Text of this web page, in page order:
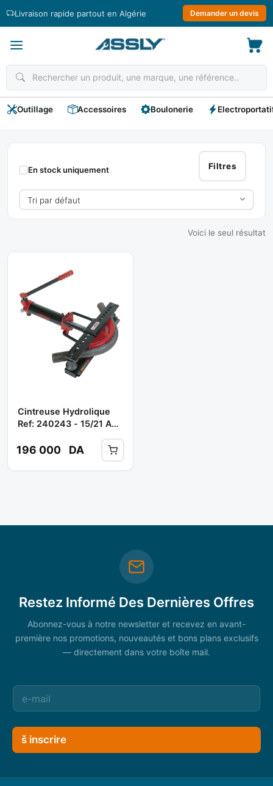
Livraison rapide partout en Algérie Demander un devis
Outillage Accessoires Boulonerie
Cintreuse
Hydraulique
Filtres
En stock uniquement
Voici le seul résultat
Cintreuse Hydrolique
Ref: 240243 - 15/21 A
196 000 DA
Restez Informé Des Dernières Offres
Abonnez-vous à notre newsletter et recevez en avant-
première nos promotions, nouveautés et bons plans exclusifs
— directement dans votre boîte mail.
š inscrire